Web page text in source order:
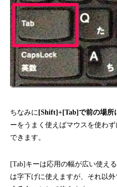
ちなみに [Shift]+[Tab]で前の場所
ーをうまく使えばマウスを使わ
できます。
[Tab]キーは応用の幅が広い使え
は字下げに使えますが、それ以外